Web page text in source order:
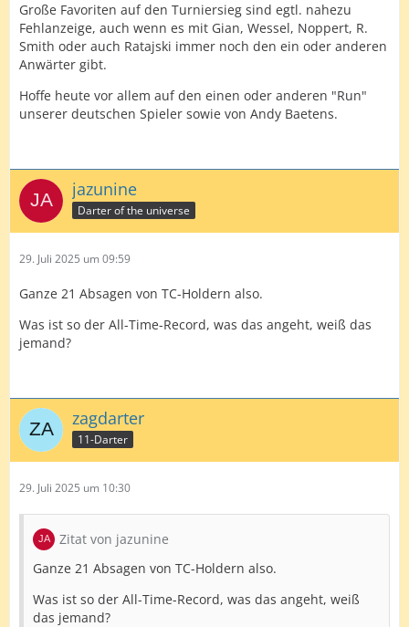
entdeckt, aber es ist kein Deutscher dabei!
Wenn also kein Nachrücker fehlt, dann fehlen
insgesamt 23 TC-Holder
Große Favoriten auf den Turniersieg sind egtl. nahezu
Fehlanzeige, auch wenn es mit Gian, Wessel, Noppert, R.
Smith oder auch Ratajski immer noch den ein oder anderen
Anwärter gibt.
Hoffe heute vor allem auf den einen oder anderen "Run"
unserer deutschen Spieler sowie von Andy Baetens.
jazunine
Darter of the universe
29. Juli 2025 um 09:59
Ganze 21 Absagen von TC-Holdern also.
Was ist so der All-Time-Record, was das angeht, weiß das
jemand?
zagdarter
11-Darter
29. Juli 2025 um 10:30
Zitat von jazunine
Ganze 21 Absagen von TC-Holdern also.
Was ist so der All-Time-Record, was das angeht, weiß
das jemand?